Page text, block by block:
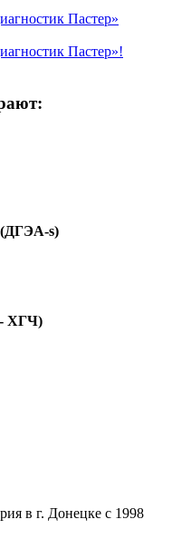
Пастер»
Пастер»!
(ДГЭА-s)
- ХГЧ)
в г. Донецке с 1998